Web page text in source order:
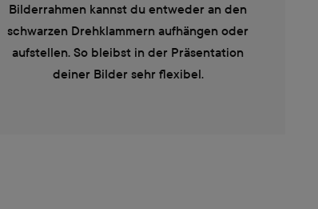
Bilderrahmen kannst du entweder an den
schwarzen Drehklammern aufhängen oder
aufstellen. So bleibst in der Präsentation
deiner Bilder sehr flexibel.